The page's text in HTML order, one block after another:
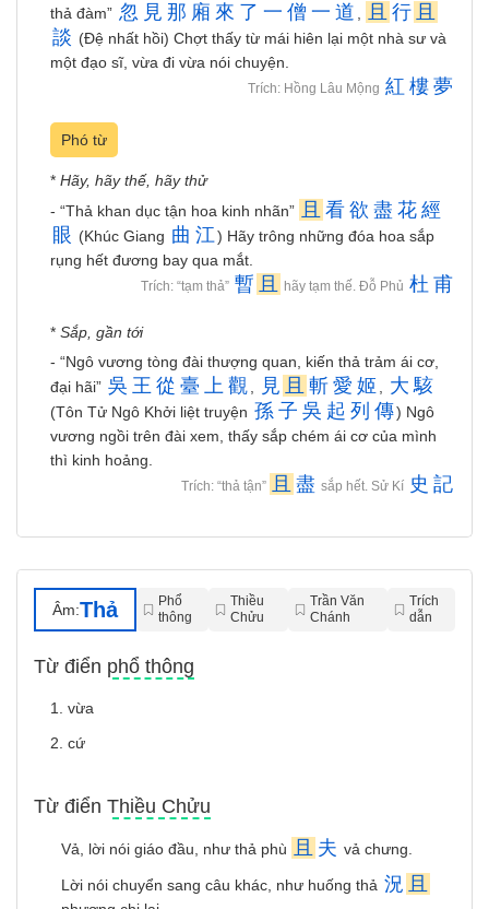
thả đàm” 忽 見 那 廂 來 了 一 僧 一 道 且 行 且
談 (Đệ nhất hồi) Chợt thấy từ mái hiên lại một nhà sư và
một đạo sĩ, vừa đi vừa nói chuyện.
Trích: Hồng Lâu Mộng 紅 樓 夢
Phó từ
* Hãy, hãy thế, hãy thử
- “Thả khan dục tận hoa kinh nhãn”
且 看 欲 盡 花 經
眼 (Khúc Giang 曲 江) Hãy trông những đóa hoa sắp
rụng hết đương bay qua mắt.
Trích: “tạm thả” 暫 且 hãy tạm thế. Đỗ Phủ 杜 甫
* Sắp, gần tới
- “Ngô vương tòng đài thượng quan, kiến thả trảm ái cơ,
đại hãi” 吳 王 從 臺 上 觀 見 且 斬 愛 姬 大 駭
(Tôn Tử Ngô Khởi liệt truyện 孫 子 吳 起 列 傳) Ngô
vương ngồi trên đài xem, thấy sắp chém ái cơ của mình
thì kinh hoảng.
Trích: “thả tận” 且 盡 sắp hết. Sử Kí 史 記
Âm:Thả
Phổ
thông
Thiều
Chửu
Trần Văn
Chánh
Trích
dẫn
Từ điển phổ thông
1. vừa
2. cứ
Từ điển Thiều Chửu
Vả, lời nói giáo đầu, như thả phù 且 夫 vả chưng.
Lời nói chuyển sang câu khác, như huống thả 況 且